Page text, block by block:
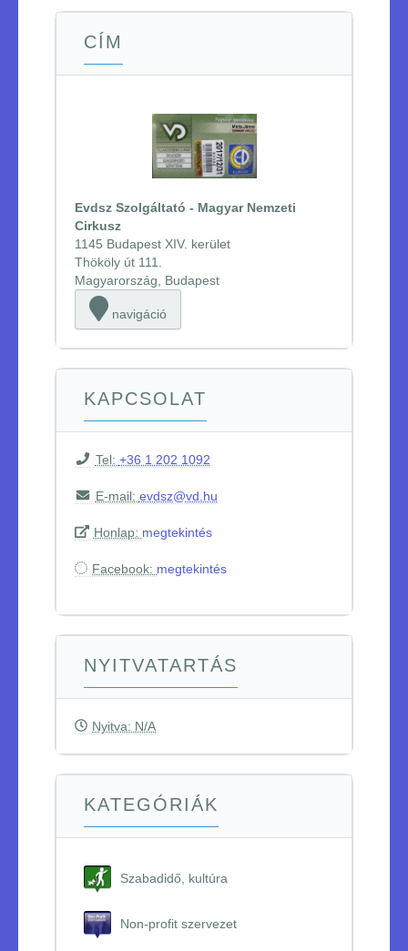
CÍM
Evdsz Szolgáltató - Magyar Nemzeti
Cirkusz
1145 Budapest XIV. kerület
Thököly út 111.
Magyarország, Budapest
navigáció
KAPCSOLAT
Tel: +36 1 202 1092
E-mail: evdsz@vd.hu
Honlap: megtekintés
Facebook: megtekintés
NYITVATARTÁS
Nyitva: N/A
KATEGÓRIÁK
Szabadidő, kultúra
Non-profit szervezet